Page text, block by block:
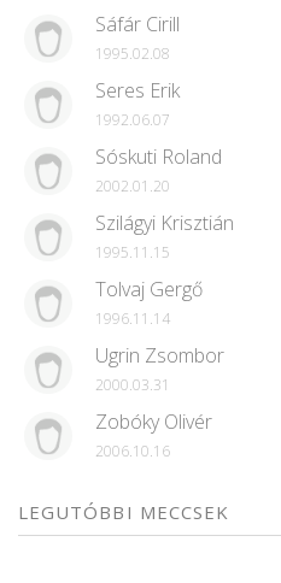
Sáfár Cirill
1995.02.08
Seres Erik
1992.06.07
Sóskuti Roland
2002.01.20
Szilágyi Krisztián
1995.11.15
Tolvaj Gergő
1996.11.14
Ugrin Zsombor
2000.03.31
Zobóky Olivér
2006.10.16
LEGUTÓBBI MECCSEK